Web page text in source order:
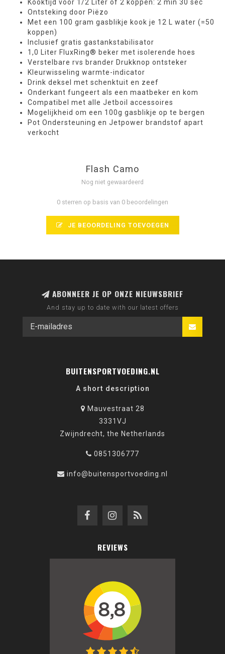
Kooktijd voor 1/2 Liter of 2 koppen: 2 min 30 sec
Ontsteking door Piëzo
Met een 100 gram gasblikje kook je 12 L water (=50
koppen)
Inclusief gratis gastankstabilisator
1,0 Liter FluxRing® beker met isolerende hoes
Verstelbare rvs brander Drukknop ontsteker
Kleurwisseling warmte-indicator
Drink deksel met schenktuit en zeef
Onderkant fungeert als een maatbeker en kom
Compatibel met alle Jetboil accessoires
Mogelijkheid om een 100g gasblikje op te bergen
Pot Ondersteuning en Jetpower brandstof apart
verkocht
Flash Camo
Nog niet gewaardeerd
0 sterren op basis van 0 beoordelingen
JE BEOORDELING TOEVOEGEN
ABONNEER JE OP ONZE NIEUWSBRIEF
And stay up to date with our latest offers
BUITENSPORTVOEDING.NL
A short description
Mauvestraat 28
3331VJ
Zwijndrecht, the Netherlands
0851306777
info@buitensportvoeding.nl
REVIEWS